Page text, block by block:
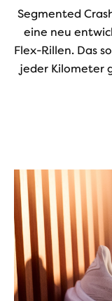
Segmented
eine neu
Flex-Rillen. Das
jeder Kilometer